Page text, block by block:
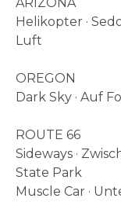
Helikopter ·
Luft
OREGON
Dark Sky · Auf
ROUTE 66
Sideways ·
State Park
Muscle Car ·